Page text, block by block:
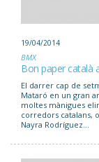
19/04/2014
BMX
Bon paper català
El darrer cap de
Mataró en un gran
moltes mànigues
corredors catalans,
Nayra Rodríguez...